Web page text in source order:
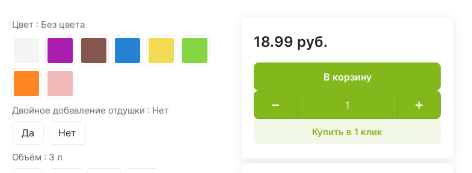
Цвет : Без цвета
Двойное добавление отдушки : Нет
Да Нет
Объём : 3 л
18.99 руб.
В корзину
Купить в 1 клик